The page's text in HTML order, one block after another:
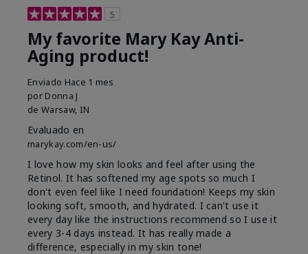
5
My favorite Mary Kay Anti-
Aging product!
Enviado Hace 1 mes
por Donna J
de Warsaw, IN
Evaluado en
marykay.com/en-us/
I love how my skin looks and feel after using the
Retinol. It has softened my age spots so much I
don't even feel like I need foundation! Keeps my skin
looking soft, smooth, and hydrated. I can't use it
every day like the instructions recommend so I use it
every 3-4 days instead. It has really made a
difference, especially in my skin tone!